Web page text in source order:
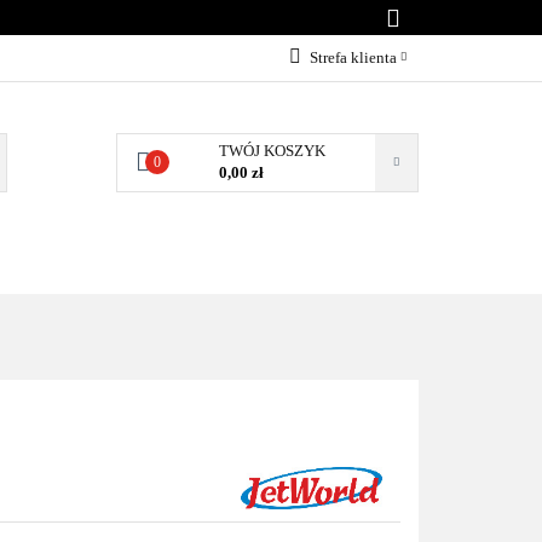
Strefa klienta
Załóż konto
0
TWÓJ KOSZYK
0,00 zł
KONTAKT